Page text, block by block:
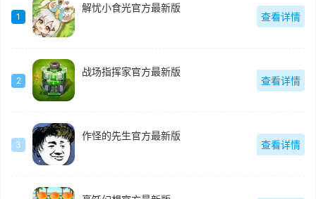
1
解忧小食光官方最新版
查看详情
2
战场指挥家官方最新版
查看详情
3
作怪的先生官方最新版
查看详情